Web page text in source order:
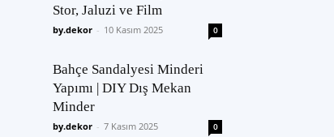
Stor, Jaluzi ve Film
by.dekor - 10 Kasım 2025 0
Bahçe Sandalyesi Minderi
Yapımı | DIY Dış Mekan
Minder
by.dekor - 7 Kasım 2025 0